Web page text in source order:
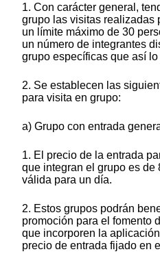
1. Con carácter general,
grupo las visitas realizadas
un límite máximo de 30
un número de integrantes
grupo específicas que así
2. Se establecen las
para visita en grupo:
a) Grupo con entrada
1. El precio de la entrada
que integran el grupo es de
válida para un día.
2. Estos grupos podrán
promoción para el fomento
que incorporen la
precio de entrada fijado en